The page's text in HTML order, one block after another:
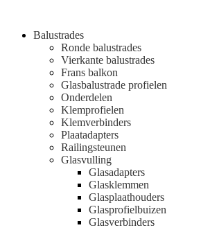
Balustrades
Ronde balustrades
Vierkante balustrades
Frans balkon
Glasbalustrade profielen
Onderdelen
Klemprofielen
Klemverbinders
Plaatadapters
Railingsteunen
Glasvulling
Glasadapters
Glasklemmen
Glasplaathouders
Glasprofielbuizen
Glasverbinders